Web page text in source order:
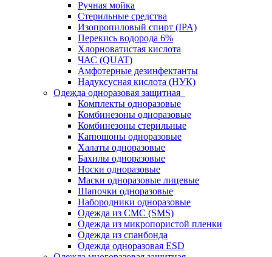
Ручная мойка
Стерильные средства
Изопропиловый спирт (IPA)
Перекись водорода 6%
Хлорноватистая кислота
ЧАС (QUAT)
Амфотерные дезинфектанты
Надуксусная кислота (НУК)
Одежда одноразовая защитная
Комплекты одноразовые
Комбинезоны одноразовые
Комбинезоны стерильные
Капюшоны одноразовые
Халаты одноразовые
Бахилы одноразовые
Носки одноразовые
Маски одноразовые лицевые
Шапочки одноразовые
Набородники одноразовые
Одежда из СМС (SMS)
Одежда из микропористой пленки
Одежда из спанбонда
Одежда одноразовая ESD